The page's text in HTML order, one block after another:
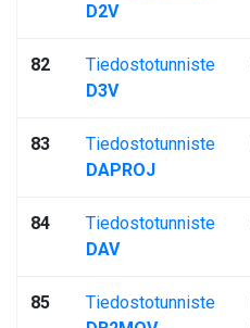
D2V
82
Tiedostotunniste
D3V
83
Tiedostotunniste
DAPROJ
84
Tiedostotunniste
DAV
85
Tiedostotunniste